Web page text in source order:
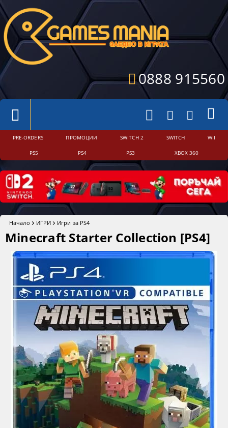
0888 915560
PRE-ORDERS ПРОМОЦИИ SWITCH 2 SWITCH WII
PS5 PS4 PS3 XBOX 360
Начало ИГРИ Игри за PS4
Minecraft Starter Collection [PS4]